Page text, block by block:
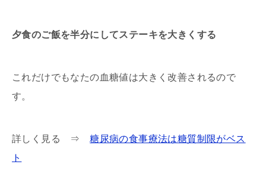
夕食のご飯を半分にしてステーキを大きくする
これだけでもなたの血糖値は大きく改善されるので
す。
詳しく見る ⇒糖尿病の食事療法は糖質制限がベス
ト